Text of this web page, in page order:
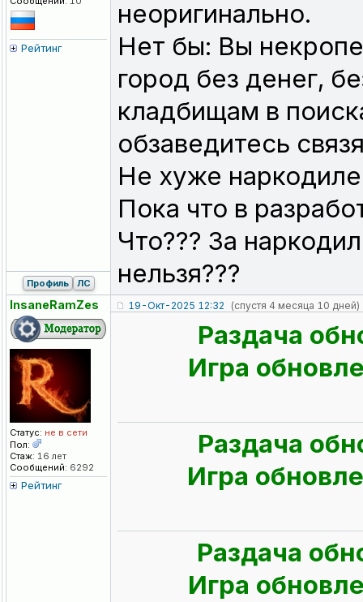
Рейтинг
неоригинально.
Нет бы: Вы
город без денег,
кладбищам в
обзаведитесь
Не хуже
Пока что в
Что??? За
нельзя???
Профиль ЛС
InsaneRamZes
Статус: не в сети
Пол:
Стаж: 16 лет
Сообщений: 6292
Рейтинг
19-Окт-2025 12:32 (спустя 4 месяца 10 дней)
Раздача
Игра
Раздача
Игра
Раздача
Игра